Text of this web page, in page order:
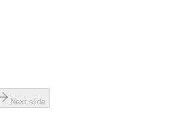
Next slide